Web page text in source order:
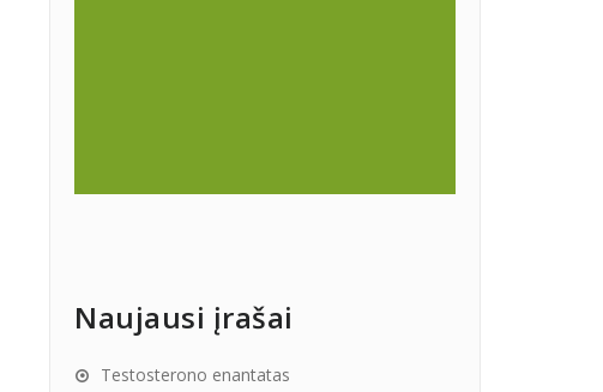
Naujausi įrašai
Testosterono enantatas